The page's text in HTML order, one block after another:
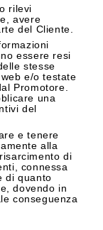
rilevi
avere
del Cliente.
essere resi
stesse
e/o testate
Promotore.
una
del
e tenere
alla
di
connessa
di quanto
dovendo in
conseguenza